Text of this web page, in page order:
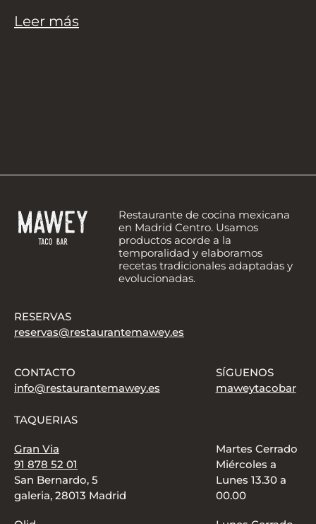
Leer más
Restaurante de cocina mexicana
en Madrid Centro. Usamos
productos acorde a la
temporalidad y elaboramos
recetas tradicionales adaptadas y
evolucionadas.
RESERVAS
reservas@restaurantemawey.es
CONTACTO
info@restaurantemawey.es
SÍGUENOS
maweytacobar
TAQUERIAS
Gran Via
91 878 52 01
San Bernardo, 5
galeria, 28013 Madrid
Martes Cerrado
Miércoles a
Lunes 13.30 a
00.00